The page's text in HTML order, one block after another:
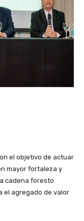
el objetivo de actuar
mayor fortaleza y
cadena foresto
el agregado de valor